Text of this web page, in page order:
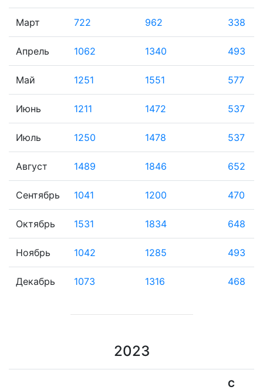
Март 722 962 338
Апрель 1062 1340 493
Май 1251 1551 577
Июнь 1211 1472 537
Июль 1250 1478 537
Август 1489 1846 652
Сентябрь 1041 1200 470
Октябрь 1531 1834 648
Ноябрь 1042 1285 493
Декабрь 1073 1316 468
2023
С